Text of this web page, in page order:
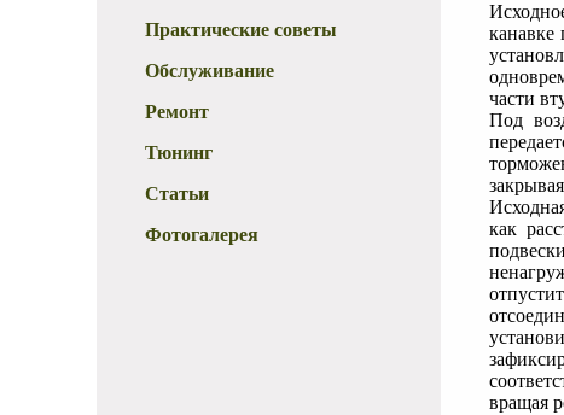
Практические советы
Обслуживание
Ремонт
Тюнинг
Статьи
Фотогалерея
части
Под
как
вращая